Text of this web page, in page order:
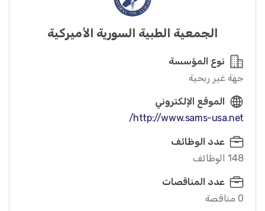
الجمعية الطبية السورية الأميركية
نوع المؤسسة
جهة غير ربحية
الموقع الإلكتروني
http://www.sams-usa.net/
عدد الوظائف
148 الوظائف
عدد المناقصات
0 مناقصة